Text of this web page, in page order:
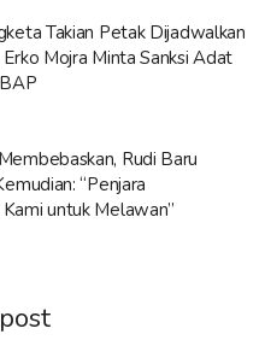
Takian Petak Dijadwalkan
Mojra Minta Sanksi Adat
Rudi Baru
“Penjara
untuk Melawan”